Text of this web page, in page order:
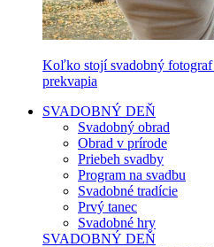
Koľko stojí svadobný
prekvapia
SVADOBNÝ DEŇ
Svadobný obrad
Obrad v prírode
Priebeh svadby
Program na svadbu
Svadobné tradície
Prvý tanec
Svadobné hry
SVADOBNÝ DEŇ